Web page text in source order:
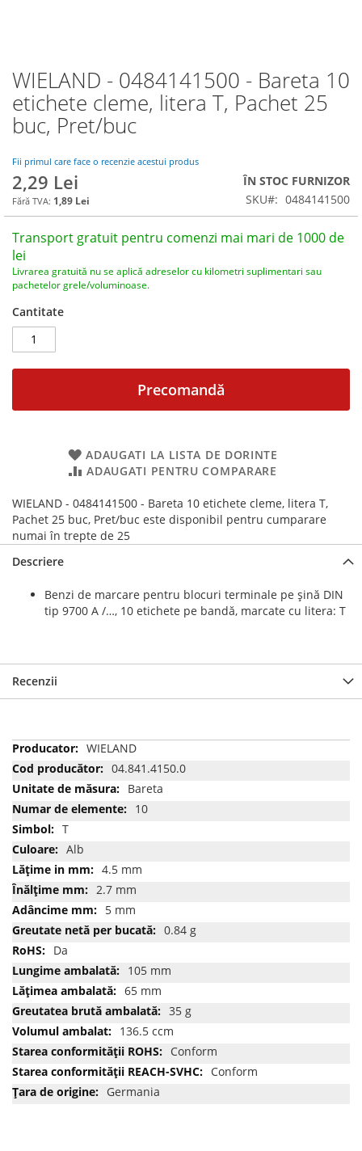
WIELAND - 0484141500 - Bareta 10
etichete cleme, litera T, Pachet 25
buc, Pret/buc
Fii primul care face o recenzie acestui produs
2,29 Lei
1,89 Lei
ÎN STOC FURNIZOR
SKU
0484141500
Transport gratuit pentru comenzi mai mari de 1000 de
lei
Livrarea gratuită nu se aplică adreselor cu kilometri suplimentari sau
pachetelor grele/voluminoase.
Cantitate
Precomandă
ADAUGATI LA LISTA DE DORINTE
ADAUGATI PENTRU COMPARARE
WIELAND - 0484141500 - Bareta 10 etichete cleme, litera T,
Pachet 25 buc, Pret/buc este disponibil pentru cumparare
numai în trepte de 25
Skip
to
the
beginning
the
images
gallery
Descriere
Benzi de marcare pentru blocuri terminale pe șină DIN
tip 9700 A /…, 10 etichete pe bandă, marcate cu litera: T
Recenzii
Mai
multe
informatii
WIELAND
04.841.4150.0
Bareta
10
T
Alb
4.5 mm
2.7 mm
5 mm
0.84 g
Da
105 mm
65 mm
35 g
136.5 ccm
Conform
Conform
Germania